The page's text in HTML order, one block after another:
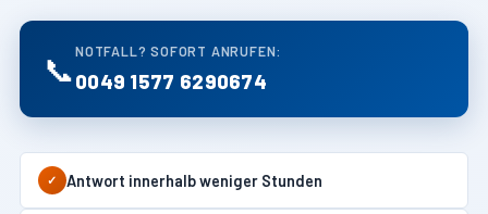
📞 NOTFALL? SOFORT ANRUFEN:
0049 1577 6290674
✓ Antwort innerhalb weniger Stunden